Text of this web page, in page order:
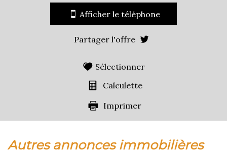
Afficher le téléphone
Partager l'offre
Sélectionner
Calculette
Imprimer
autres annonces immobilières